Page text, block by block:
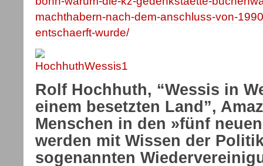
machthabern-nach-dem-anschluss-von-
entschaerft-wurde/
Rolf Hochhuth, “Wessis in
einem besetzten Land”,
Menschen in den »fünf
werden mit Wissen der
sogenannten